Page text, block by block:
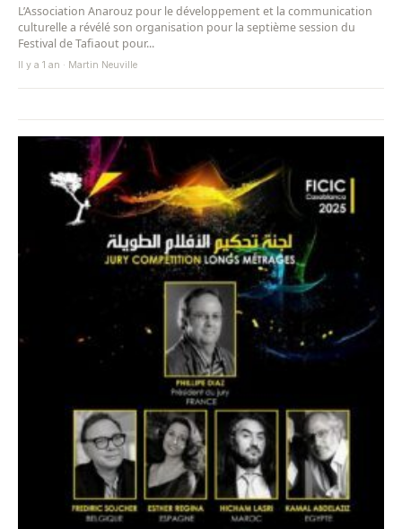
L’Association Anarouz pour le développement et la communication
culturelle a révélé son organisation pour la septième session du
Festival de Tafiaout pour...
Il y a 1 an · Martin Neuville